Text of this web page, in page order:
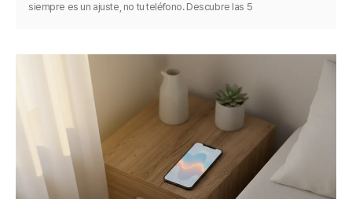
siempre es un ajuste, no tu teléfono. Descubre las 5